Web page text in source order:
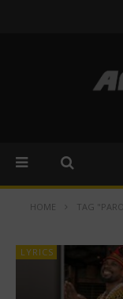
HOME TAG
LYRICS